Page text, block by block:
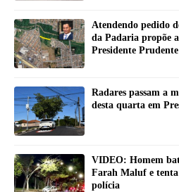
Atendendo pedido
da Padaria propõe
Presidente Prudente
Radares passam a
desta quarta em
VIDEO: Homem
Farah Maluf e tenta
polícia